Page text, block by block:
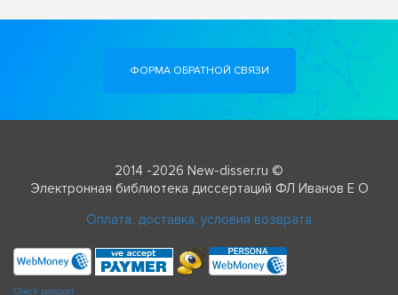
ФОРМА ОБРАТНОЙ СВЯЗИ
2014 -2026 New-disser.ru ©
Электронная библиотека диссертаций ФЛ Иванов Е О
Оплата, доставка, условия возврата
Check passport